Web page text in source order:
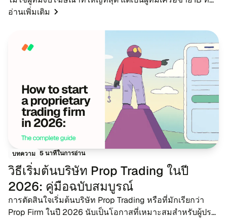
แข็ง​แกร่ง ใน​ขณะ​ที่​การ​โฆษ​ณา​แบบ​ดั้ง​เดิม​มี​รา​ค...
อ่าน​เพิ่ม​เติม
บท​ความ 5 นา​ที​ใน​กา​รอ่าน
วิ​ธี​เริ่ม​ต้น​บริ​ษัท Prop Trading ในปี
2026: คู่​มือฉบับ​สม​บูรณ์
การ​ตัด​สิน​ใจ​เริ่ม​ต้น​บริ​ษัท Prop Trading หรือ​ที่​ม​ัก​เรียกว่า
Prop Firm ในปี 2026 นับ​เป็น​โอ​กาสที่​เหมาะ​สม​สำ​หรับ​ผู้​ประ​